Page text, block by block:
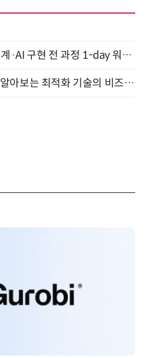
UX 기획·DESIGN.md 설계·AI 구현 전 과정 1-day 워크숍 with Claude Code·Codex 9월 15일 개최
[올쇼TV] Gurobi와 함께 알아보는 최적화 기술의 비즈니스 활용 (8월 20일 생방송)